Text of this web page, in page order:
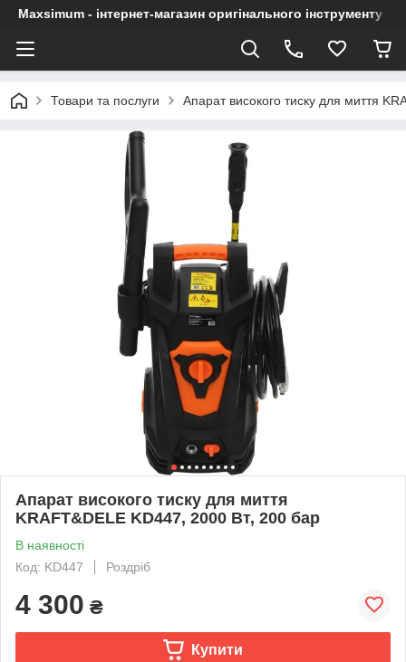
Maxsimum - інтернет-магазин оригінального інструменту
Товари та послуги Апарат високого тиску для миття
Апарат високого тиску для миття
KRAFT&DELE KD447, 2000 Вт, 200 бар
В наявності
Код: KD447
Роздріб
4 300 ₴
Купити